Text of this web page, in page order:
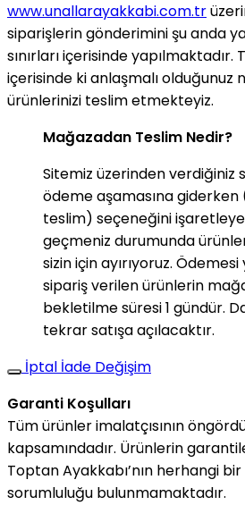
www.unallarayakkabi.com.tr
siparişlerin gönderimini şu anda
sınırları içerisinde yapılmaktadır.
içerisinde ki anlaşmalı olduğunuz
ürünlerinizi teslim etmekteyiz.
Mağazadan Teslim Nedir?
Sitemiz üzerinden verdiğiniz
ödeme aşamasına
teslim) seçeneğini
geçmeniz durumunda
sizin için ayırıyoruz.
sipariş verilen ürünlerin
bekletilme süresi 1 gündür.
tekrar satışa açılacaktır.
İptal İade Değişim
Garanti Koşulları
Tüm ürünler imalatçısının
kapsamındadır. Ürünlerin
Toptan Ayakkabı’nın herhangi
sorumluluğu bulunmamaktadır.